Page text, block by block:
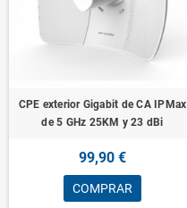
CPE exterior Gigabit de CA IPMax
de 5 GHz 25KM y 23 dBi
99,90 €
COMPRAR